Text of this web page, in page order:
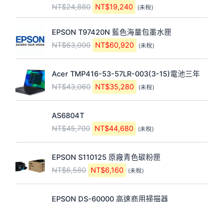
1,065,400
加入購物
車
三星55吋/500
高亮度/3.5mm
極窄邊寬電視牆
NT$8,080
NT$7,500 (未稅)
加入購物
車
21.45吋 VA寬螢
幕 10點觸控顯
示器
特賣！
VIEWSONIC
原
始
價
格：
目
前
價
格：
ASUS
始
價
格：
前
格：